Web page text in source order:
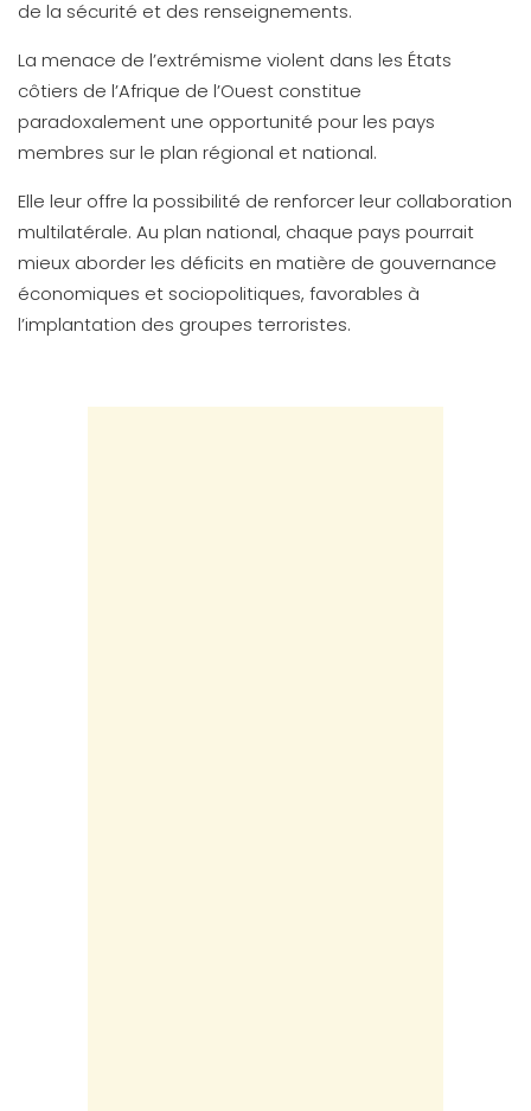
de la sécurité et des renseignements.
La menace de l’extrémisme violent dans les États
côtiers de l’Afrique de l’Ouest constitue
paradoxalement une opportunité pour les pays
membres sur le plan régional et national.
Elle leur offre la possibilité de renforcer leur collaboration
multilatérale. Au plan national, chaque pays pourrait
mieux aborder les déficits en matière de gouvernance
économiques et sociopolitiques, favorables à
l’implantation des groupes terroristes.